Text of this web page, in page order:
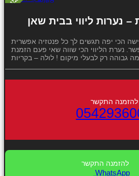
– נערות ליווי בבית שאן
הכי יפה תגשים לך כל פנטזיה אפשרית
נערת הליווי הכי שווה שאי פעם הזמנת
גבוהה רק לבעלי מיקום ! לולה – בקריות
WhatsApp